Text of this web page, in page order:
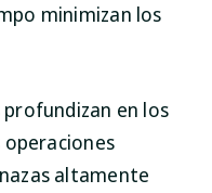
minimizan los
profundizan en los
altamente